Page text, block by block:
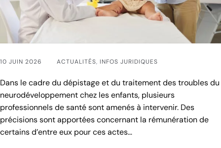
10 JUIN 2026 ACTUALITÉS, INFOS JURIDIQUES
Dans le cadre du dépistage et du traitement des troubles du
neurodéveloppement chez les enfants, plusieurs
professionnels de santé sont amenés à intervenir. Des
précisions sont apportées concernant la rémunération de
certains d’entre eux pour ces actes…